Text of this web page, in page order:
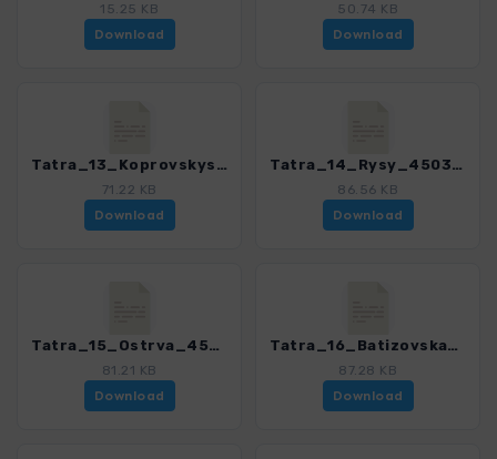
15.25 KB
Download
50.74 KB
Download
Tatra_13_Koprovskystit_4503_7.gpx
71.22 KB
Download
Tatra_14_Rysy_4503_7.gpx
86.56 KB
Download
Tatra_15_Ostrva_4503_7.gpx
81.21 KB
Download
Tatra_16_BatizovskaVelickadolina_4503_7.gpx
87.28 KB
Download